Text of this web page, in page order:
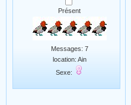
Présent
Messages: 7
location: Ain
Sexe: